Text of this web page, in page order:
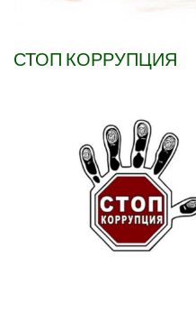
СТОП КОРРУПЦИЯ